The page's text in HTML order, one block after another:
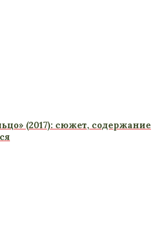
(2017): сюжет, содержание